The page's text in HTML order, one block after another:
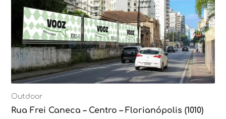
Outdoor
Rua Frei Caneca – Centro – Florianópolis (1010)